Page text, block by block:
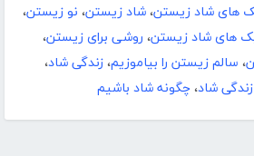
های شاد زیستن، شاد زیستن، نو ‏زیستن،
های شاد زیستن، روشی برای زیستن،
، سالم زیستن را بیاموزیم، زندگی شاد،
شاد، چگونه شاد باشیم